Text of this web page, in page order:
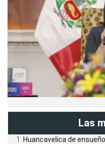
Las
Huancavelica de